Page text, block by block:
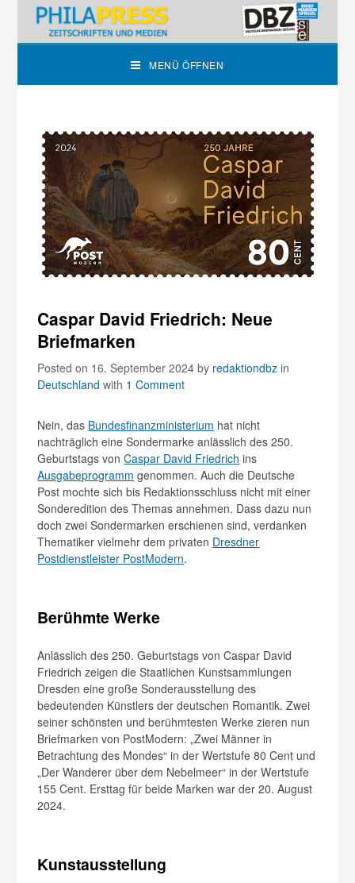
MENÜ ÖFFNEN
Caspar David Friedrich: Neue
Briefmarken
Posted on 16. September 2024by redaktiondbz in
Deutschland with 1 Comment
Nein, das Bundesfinanzministerium hat nicht
nachträglich eine Sondermarke anlässlich des 250.
Geburtstags vonCaspar David Friedrich ins
Ausgabeprogramm genommen. Auch die Deutsche
Post mochte sich bis Redaktionsschluss nicht mit einer
Son­der­edition des Themas annehmen. Dass dazu nun
doch zwei Sondermarken erschienen sind, verdanken
Thematiker vielmehr dem privaten Dresdner
Postdienstleister PostModern.
Berühmte Werke
Anlässlich des 250. Geburtstags von Caspar David
Friedrich zeigen die Staatlichen Kunstsammlungen
Dresden eine große Sonderausstellung des
bedeutenden Künstlers der deutschen Romantik. Zwei
seiner schönsten und berühmtesten Werke zieren nun
Briefmarken von PostModern: „Zwei Männer in
Betrachtung des Mondes“ in der Wertstufe 80 Cent und
„Der Wanderer über dem Nebelmeer“ in der Wertstufe
155 Cent. Ersttag für beide Marken war der 20. August
2024.
Kunstausstellung